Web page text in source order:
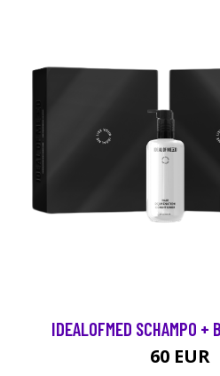
IDEALOFMED SCHAMPO +
60 EUR